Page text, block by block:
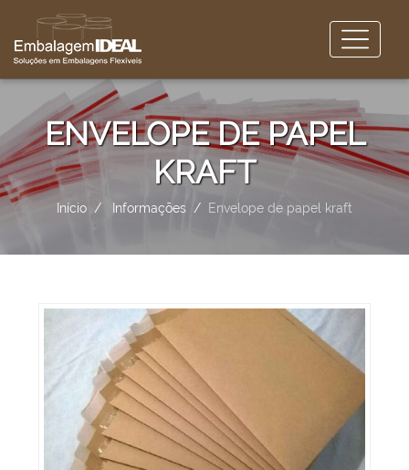
ENVELOPE DE PAPEL
KRAFT
Início Informações Envelope de papel kraft